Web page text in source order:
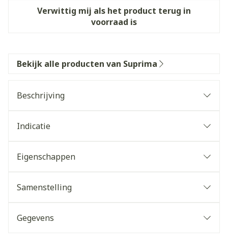
Verwittig mij als het product terug in
voorraad is
Bekijk alle producten van Suprima
Beschrijving
Indicatie
Eigenschappen
Samenstelling
Gegevens